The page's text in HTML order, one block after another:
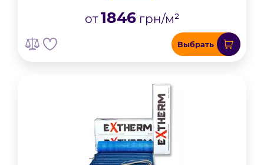
от1846грн/м²
Выбрать